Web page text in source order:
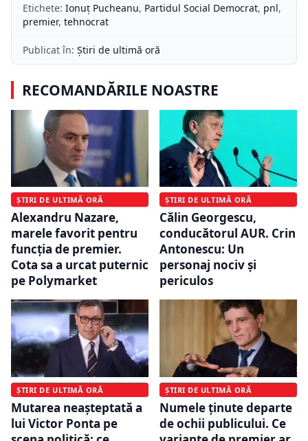
Etichete: Ionuț Pucheanu, Partidul Social Democrat, pnl,
premier, tehnocrat
Publicat în: Știri de ultimă oră
RECOMANDĂRILE NOASTRE
ȘTIRI DE ULTIMĂ ORĂ
Alexandru Nazare,
marele favorit pentru
funcția de premier.
Cota sa a urcat puternic
pe Polymarket
ȘTIRI DE ULTIMĂ ORĂ
Călin Georgescu,
conducătorul AUR. Crin
Antonescu: Un
personaj nociv şi
periculos
ȘTIRI DE ULTIMĂ ORĂ
Mutarea neașteptată a
lui Victor Ponta pe
ȘTIRI DE ULTIMĂ ORĂ
Numele ținute departe
de ochii publicului. Ce